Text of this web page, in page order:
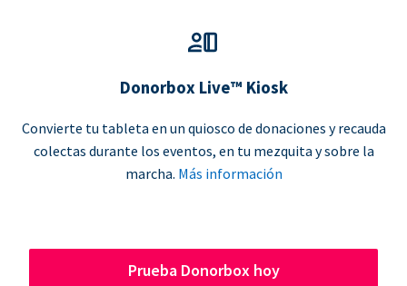
Donorbox Live™ Kiosk
Convierte tu tableta en un quiosco de donaciones y recauda
colectas durante los eventos, en tu mezquita y sobre la
marcha. Más información
Prueba Donorbox hoy